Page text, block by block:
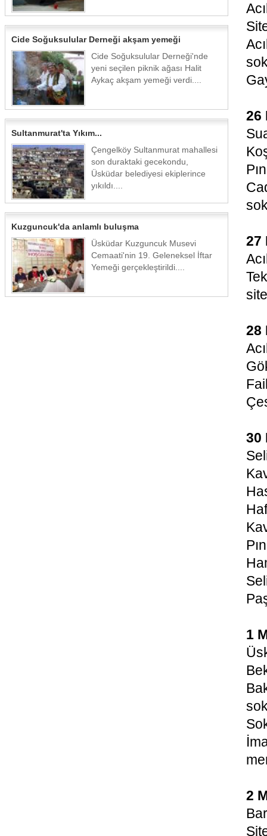
Cide Soğuksulular Derneği akşam yemeği
Cide Soğuksulular Derneği'nde
yeni seçilen piknik ağası Halit
Aykaç akşam yemeği verdi....
Sultanmurat'ta Yıkım...
Çengelköy Sultanmurat mahallesi
son duraktaki gecekondu,
Üsküdar belediyesi ekiplerince
yıkıldı....
Kuzguncuk'da anlamlı buluşma
Üsküdar Kuzguncuk Musevi
Cemaati'nin 19. Geleneksel İftar
Yemeği gerçekleştirildi....
26
27
28
30
1
2